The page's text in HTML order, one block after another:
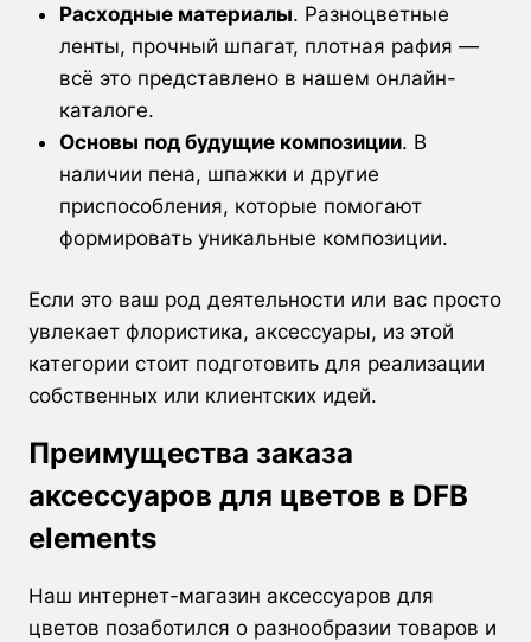
Расходные материалы. Разноцветные
ленты, прочный шпагат, плотная рафия —
всё это представлено в нашем онлайн-
каталоге.
Основы под будущие композиции. В
наличии пена, шпажки и другие
приспособления, которые помогают
формировать уникальные композиции.
Если это ваш род деятельности или вас просто
увлекает флористика, аксессуары, из этой
категории стоит подготовить для реализации
собственных или клиентских идей.
Преимущества заказа
аксессуаров для цветов в DFB
elements
Наш интернет-магазин аксессуаров для
цветов позаботился о разнообразии товаров и